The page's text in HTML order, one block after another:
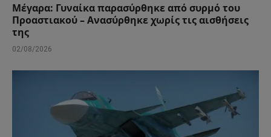
Μέγαρα: Γυναίκα παρασύρθηκε από συρμό του
Προαστιακού – Ανασύρθηκε χωρίς τις αισθήσεις
της
02/08/2026